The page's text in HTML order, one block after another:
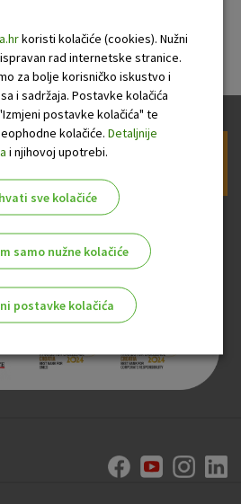
financijsko izvješće.pdf
OTP banke
koristi kolačiće (cookies). Nužni
rad internetske stranice.
za bolje korisničko iskustvo i
i sadržaja. Postavke kolačića
postavke kolačića" te
kolačiće. Detaljnije
i njihovoj upotrebi.
sve kolačiće
samo nužne kolačiće
postavke kolačića